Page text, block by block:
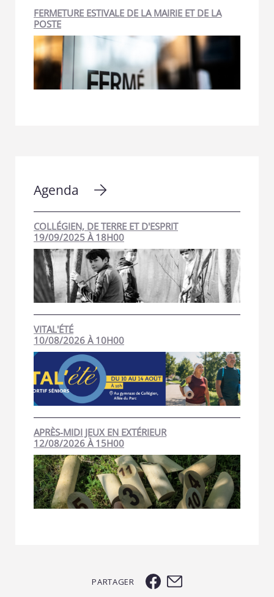
FERMETURE ESTIVALE DE LA MAIRIE ET DE LA
POSTE
Agenda
COLLÉGIEN, DE TERRE ET D'ESPRIT
19/09/2025 À 18H00
VITAL'ÉTÉ
10/08/2026 À 10H00
APRÈS-MIDI JEUX EN EXTÉRIEUR
12/08/2026 À 15H00
PARTAGER